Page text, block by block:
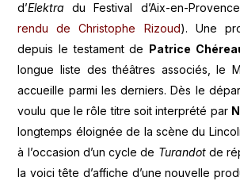
d’Elektra du Festival d’Aix-en-
rendu de Christophe Rizoud). Une
depuis le testament de
Patrice
longue liste des théâtres associés, le
accueille parmi les derniers. Dès le
voulu que le rôle titre soit interprété par
longtemps éloignée de la scène du
à l’occasion d’un cycle de Turandot de
la voici tête d’affiche d’une nouvelle